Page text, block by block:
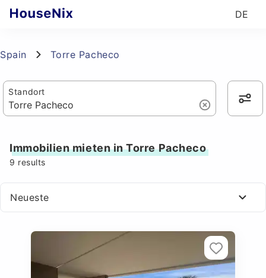
DE
Spain Torre Pacheco
Standort
Immobilien mieten in Torre Pacheco
9 results
Neueste